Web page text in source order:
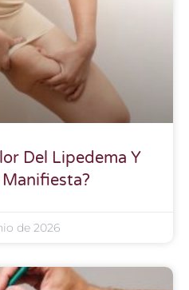
Del Lipedema Y
Manifiesta?
de 2026